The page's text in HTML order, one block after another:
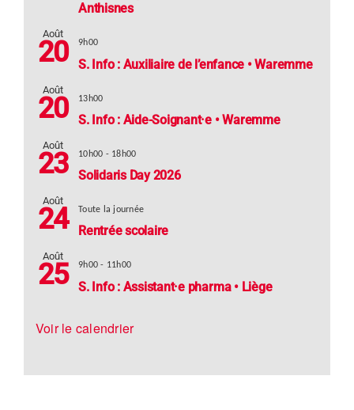
Anthisnes
Août
20 9h00
S. Info : Auxiliaire de l’enfance • Waremme
Août
20 13h00
S. Info : Aide-Soignant·e • Waremme
Août
23 10h00 - 18h00
Solidaris Day 2026
Août
24 Toute la journée
Rentrée scolaire
Août
25 9h00 - 11h00
S. Info : Assistant·e pharma • Liège
Voir le calendrier